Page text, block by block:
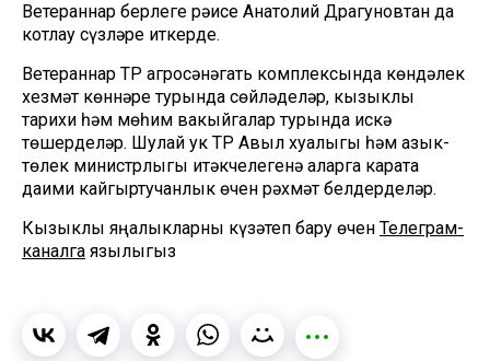
Ветераннар берлеге рәисе Анатолий Драгуновтан да
котлау сүзләре җиткерде.
Ветераннар ТР агросәнәгать комплексында көндәлек
хезмәт көннәре турында сөйләделәр, кызыклы
тарихи һәм мөһим вакыйгалар турында искә
төшерделәр. Шулай ук ТР Авыл хуҗалыгы һәм азык-
төлек министрлыгы җитәкчелегенә аларга карата
даими кайгыртучанлык өчен рәхмәт белдерделәр.
Кызыклы яңалыкларны күзәтеп бару өчен Телеграм-
каналга язылыгыз